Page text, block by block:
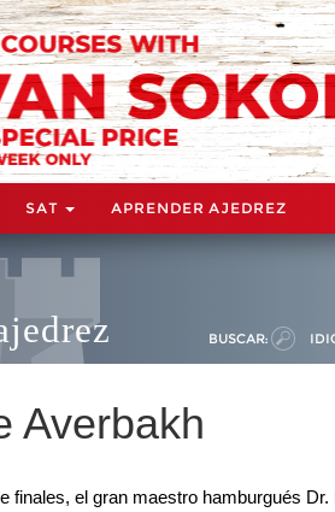
SAT APRENDER AJEDREZ
BUSCAR:
Averbakh
finales, el gran maestro hamburgués